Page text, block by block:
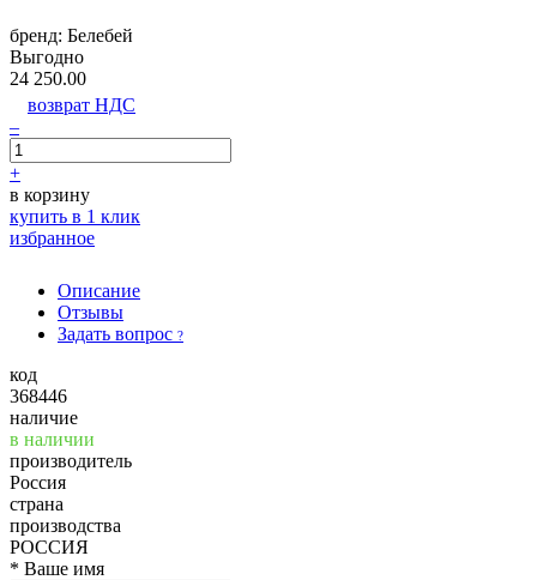
бренд: Белебей
Выгодно
24 250.00
возврат НДС
–
+
в корзину
купить в 1 клик
избранное
Описание
Отзывы
Задать вопрос ?
код
368446
наличие
в наличии
производитель
Россия
страна
производства
РОССИЯ
* Ваше имя